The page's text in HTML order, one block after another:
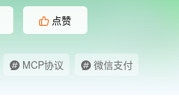
点赞
MCP协议 微信支付